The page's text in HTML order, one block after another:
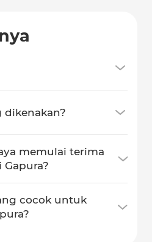
dikenakan?
memulai terima
cocok untuk